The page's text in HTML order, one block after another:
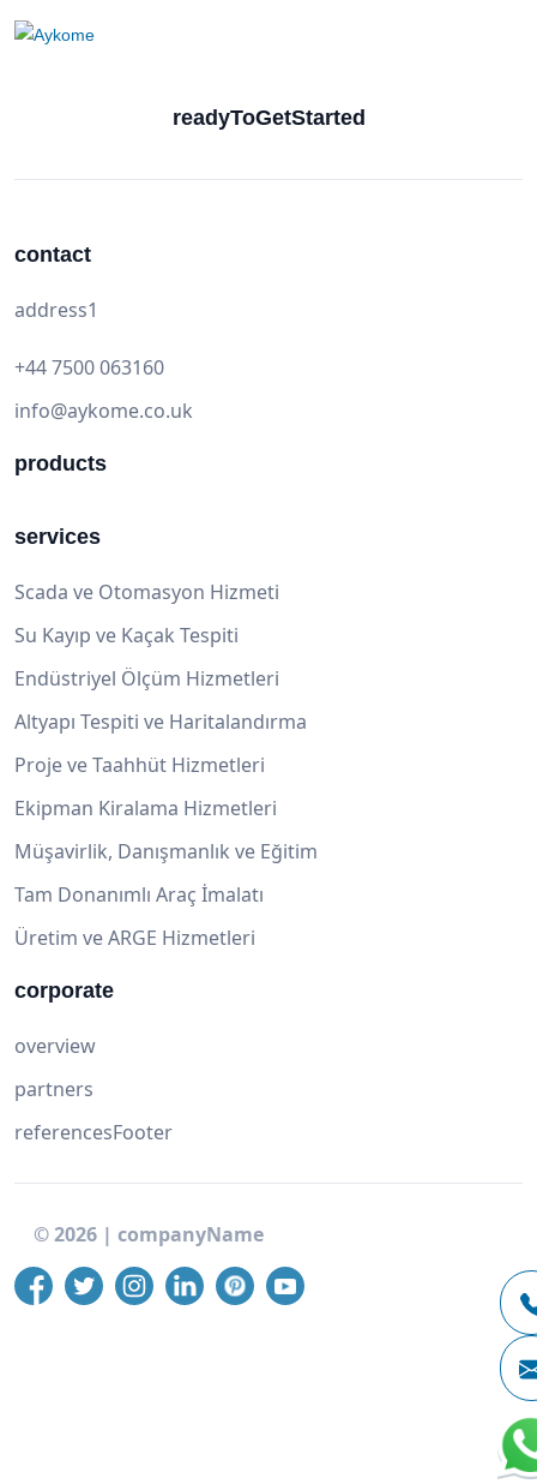
readyToGetStarted
contact
address1
+44 7500 063160
info@aykome.co.uk
products
services
Scada ve Otomasyon Hizmeti
Su Kayıp ve Kaçak Tespiti
Endüstriyel Ölçüm Hizmetleri
Altyapı Tespiti ve Haritalandırma
Proje ve Taahhüt Hizmetleri
Ekipman Kiralama Hizmetleri
Müşavirlik, Danışmanlık ve Eğitim
Tam Donanımlı Araç İmalatı
Üretim ve ARGE Hizmetleri
corporate
overview
partners
referencesFooter
©2026 | companyName